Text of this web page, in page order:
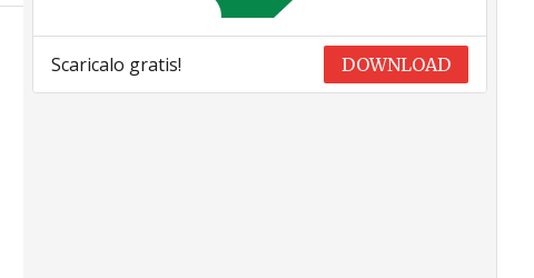
Scaricalo gratis! DOWNLOAD